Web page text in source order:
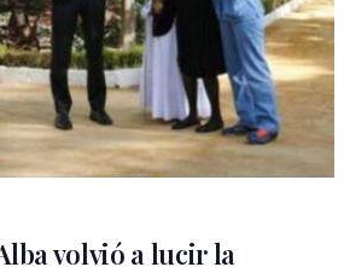
volvió a lucir la